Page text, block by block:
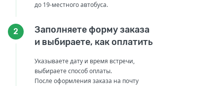
до 19-местного автобуса.
2
Заполняете форму заказа
и выбираете, как оплатить
Указываете дату и время встречи,
выбираете способ оплаты.
После оформления заказа на почту